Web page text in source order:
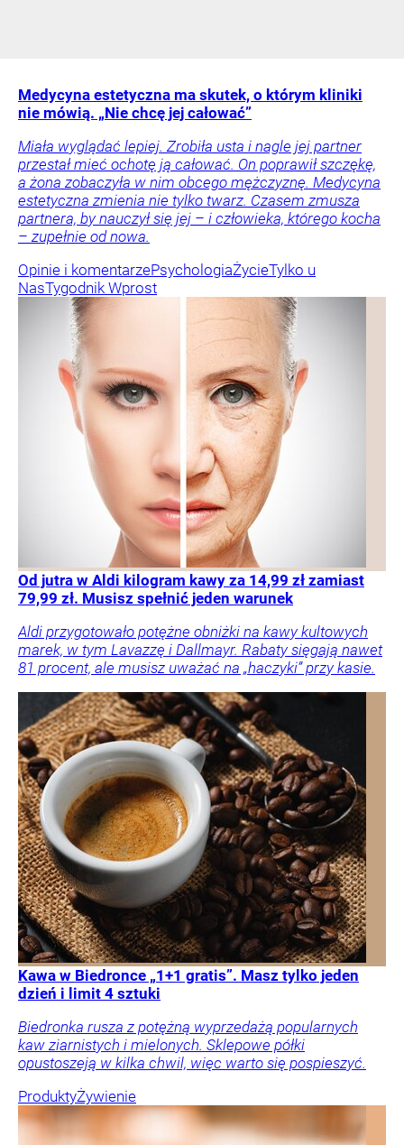
Medycyna estetyczna ma skutek, o którym kliniki
nie mówią. „Nie chcę jej całować”
Miała wyglądać lepiej. Zrobiła usta i nagle jej partner
przestał mieć ochotę ją całować. On poprawił szczękę,
a żona zobaczyła w nim obcego mężczyznę. Medycyna
estetyczna zmienia nie tylko twarz. Czasem zmusza
partnera, by nauczył się jej – i człowieka, którego kocha
– zupełnie od nowa.
Opinie i komentarzePsychologiaŻycieTylko u
NasTygodnik Wprost
Od jutra w Aldi kilogram kawy za 14,99 zł zamiast
79,99 zł. Musisz spełnić jeden warunek
Aldi przygotowało potężne obniżki na kawy kultowych
marek, w tym Lavazzę i Dallmayr. Rabaty sięgają nawet
81 procent, ale musisz uważać na „haczyki” przy kasie.
Kawa w Biedronce „1+1 gratis”. Masz tylko jeden
dzień i limit 4 sztuki
Biedronka rusza z potężną wyprzedażą popularnych
kaw ziarnistych i mielonych. Sklepowe półki
opustoszeją w kilka chwil, więc warto się pospieszyć.
ProduktyŻywienie